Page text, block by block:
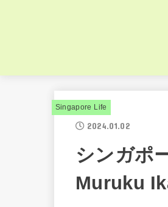
Singapore Life
2024.01.02
シンガポ
Muruku